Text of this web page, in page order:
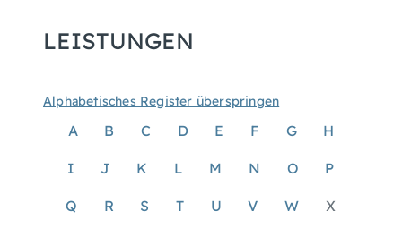
LEISTUNGEN
Alphabetisches Register überspringen
A B C D E F G H
I J K L M N O P
Q R S T U V W X